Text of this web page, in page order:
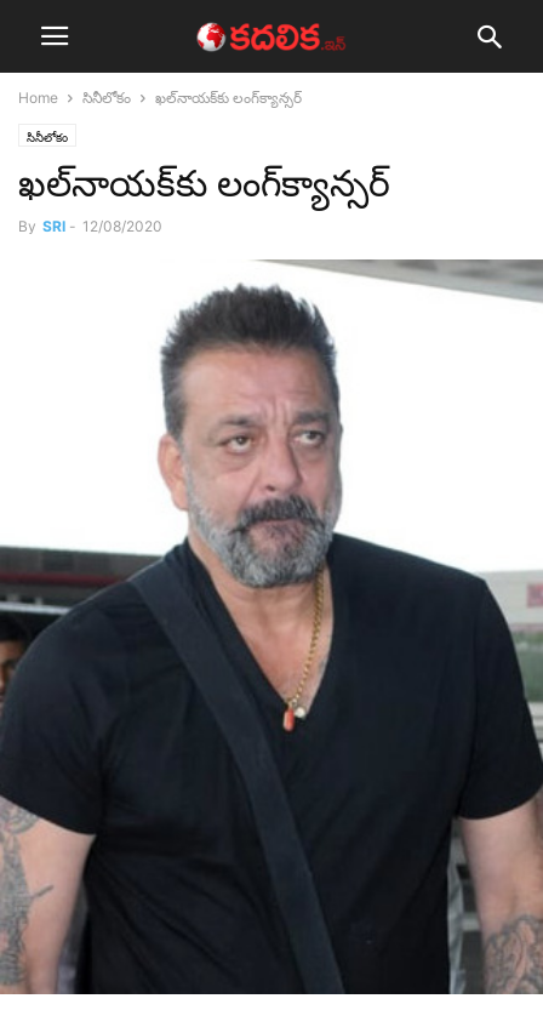
Home సినీలోకం ఖ‌ల్‌నాయ‌క్‌కు లంగ్‌క్యాన్స‌ర్‌
సినీలోకం
ఖ‌ల్‌నాయ‌క్‌కు లంగ్‌క్యాన్స‌ర్‌
By SRI - 12/08/2020